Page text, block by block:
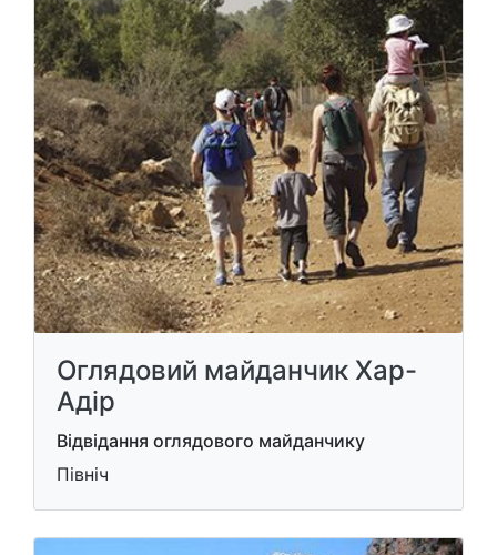
Оглядовий майданчик Хар-
Адір
Відвідання оглядового майданчику
Північ